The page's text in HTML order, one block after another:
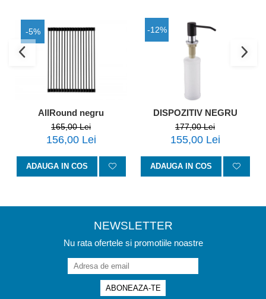
-5%
AllRound negru
165,00 Lei
156,00 Lei
ADAUGA IN COS
-12%
DISPOZITIV NEGRU
177,00 Lei
155,00 Lei
ADAUGA IN COS
NEWSLETTER
Nu rata ofertele si promotiile noastre